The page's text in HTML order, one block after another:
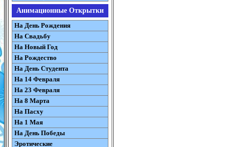
Анимационные Открытки
На День Рождения
На Свадьбу
На Новый Год
На Рождество
На День Студента
На 14 Февраля
На 23 Февраля
На 8 Марта
На Пасху
На 1 Мая
На День Победы
Эротические